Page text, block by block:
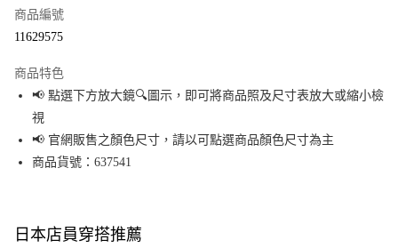
Apple Pay
街口支付
悠遊付
全盈+PAY
商品編號
11629575
商品特色
📢 點選下方放大鏡🔍圖示，即可將商品照及尺寸表放大或縮小檢
視
📢 官網販售之顏色尺寸，請以可點選商品顏色尺寸為主
商品貨號：637541
日本店員穿搭推薦